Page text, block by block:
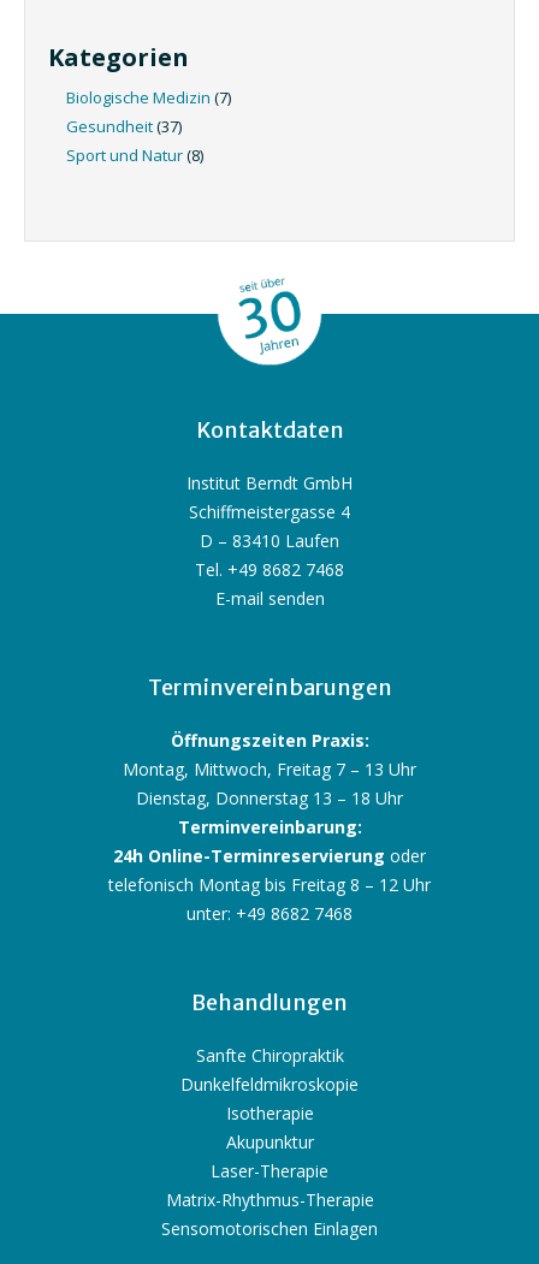
Kategorien
Biologische Medizin (7)
Gesundheit(37)
Sport und Natur(8)
Kontaktdaten
Institut Berndt GmbH
Schiffmeistergasse 4
D – 83410 Laufen
Tel. +49 8682 7468
E-mail senden
Terminvereinbarungen
Öffnungszeiten Praxis:
Montag, Mittwoch, Freitag 7 – 13 Uhr
Dienstag, Donnerstag 13 – 18 Uhr
Terminvereinbarung:
24h Online-Terminreservierung oder
telefonisch Montag bis Freitag 8 – 12 Uhr
unter: +49 8682 7468
Behandlungen
Sanfte Chiropraktik
Dunkelfeldmikroskopie
Isotherapie
Akupunktur
Laser-Therapie
Matrix-Rhythmus-Therapie
Sensomotorischen Einlagen